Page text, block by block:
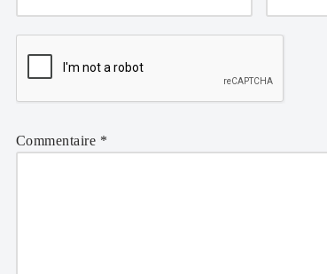
Commentaire *